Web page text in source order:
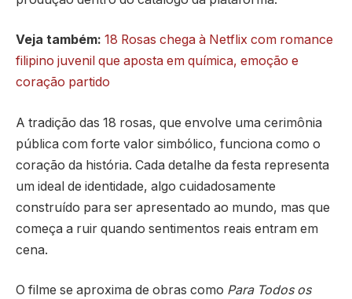
Veja também: 18 Rosas chega à Netflix com romance
filipino juvenil que aposta em química, emoção e
coração partido
A tradição das 18 rosas, que envolve uma cerimônia
pública com forte valor simbólico, funciona como o
coração da história. Cada detalhe da festa representa
um ideal de identidade, algo cuidadosamente
construído para ser apresentado ao mundo, mas que
começa a ruir quando sentimentos reais entram em
cena.
O filme se aproxima de obras como Para Todos os